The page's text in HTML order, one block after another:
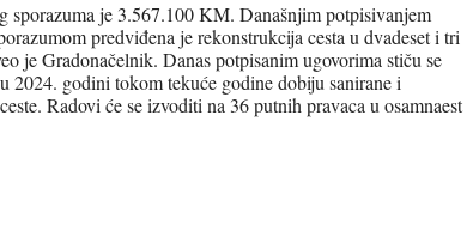
sporazuma je 3.567.100 KM. Današnjim potpisivanjem
predviđena je rekonstrukcija cesta u dvadeset i tri
je Gradonačelnik. Danas potpisanim ugovorima stiču se
2024. godini tokom tekuće godine dobiju sanirane i
Radovi će se izvoditi na 36 putnih pravaca u osamnaest